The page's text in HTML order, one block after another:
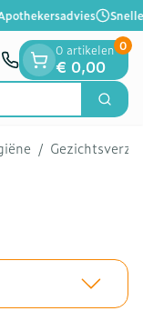
Snelle
Zoek
0 artikelen
€ 0,00
0
/